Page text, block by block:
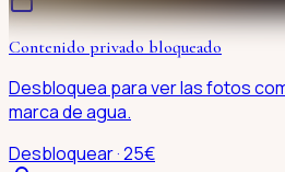
Contenido privado bloqueado
Desbloquea para ver las fotos
marca de agua.
Desbloquear · 25€